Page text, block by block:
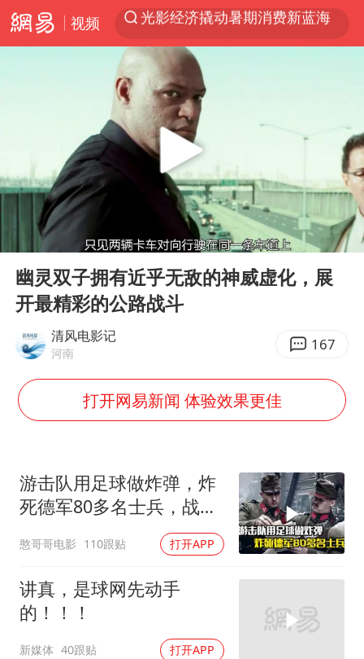
视频
情侣平潭拍日出坠崖1死1伤
央视新主播李秋莹孙亚鹏亮相
酒店回应车内过夜被收150元
黄金牛市回来了吗
杭州全市有序停课
36岁男演员成景区NPC后人气爆棚
全民健身事业高质量发展
老挝国会主席赛宋蓬逝世
夏日经济乘“热”而上 消费市场向“新”而行
乐享全民健身 共筑健康中国
Play
00:00 04:24
幽灵双子拥有近乎无敌的神威虚化，展
开最精彩的公路战斗
清风电影记
河南 167
打开网易新闻 体验效果更佳
游击队用足球做炸弹，炸
死德军80多名士兵，战争
憨哥哥电影 110跟贴 打开APP
讲真，是球网先动手
的！！！
新媒体 40跟贴 打开APP